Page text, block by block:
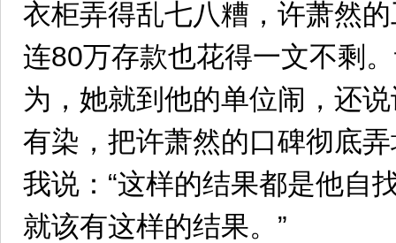
衣柜弄得乱七八糟，许萧然
连80万存款也花得一文不剩
为，她就到他的单位闹，还
有染，把许萧然的口碑彻底
我说：“这样的结果都是他自
就该有这样的结果。”